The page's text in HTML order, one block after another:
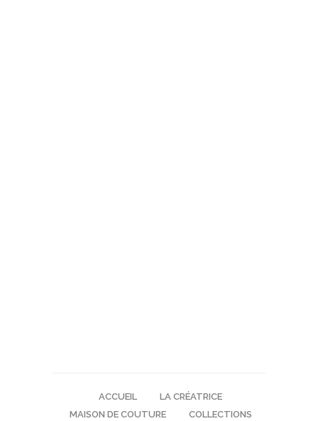
ACCUEIL
LA CRÉATRICE
MAISON DE COUTURE
COLLECTIONS